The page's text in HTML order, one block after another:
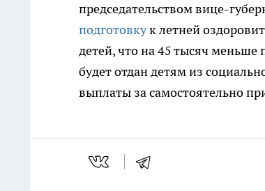
председательством вице-
подготовкук летней
детей, что на 45 тысяч меньше
будет отдан детям из
выплаты за самостоятельно